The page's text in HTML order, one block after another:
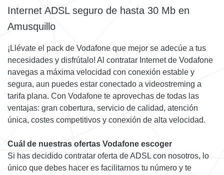
Internet ADSL seguro de hasta 30 Mb en
Amusquillo
¡Llévate el pack de Vodafone que mejor se adecúe a tus
necesidades y disfrútalo! Al contratar Internet de Vodafone
navegas a máxima velocidad con conexión estable y
segura, aun puedes estar conectado a videostreming a
tarifa plana. Con Vodafone te aprovechas de todas las
ventajas: gran cobertura, servicio de calidad, atención
única, costes competitivos y conexión de alta velocidad.
Cuál de nuestras ofertas Vodafone escoger
Si has decidido contratar oferta de ADSL con nosotros, lo
único que debes hacer es facilitarnos tu número y te